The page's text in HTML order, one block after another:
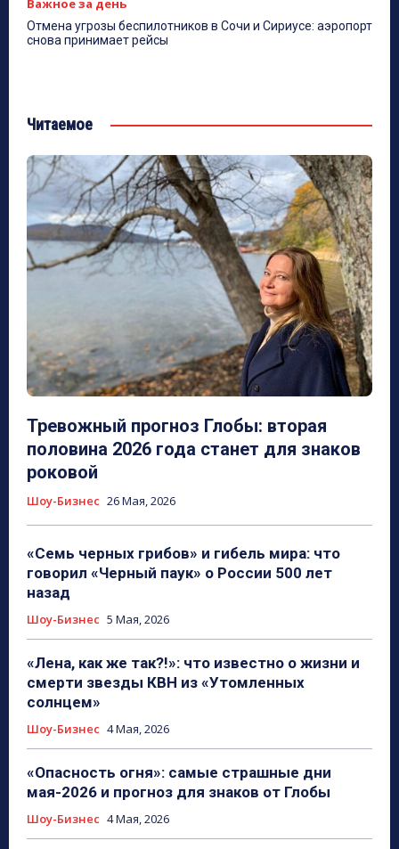
Отмена угрозы беспилотников в Сочи и Сириусе: аэропорт
снова принимает рейсы
Читаемое
Тревожный прогноз Глобы: вторая
половина 2026 года станет для знаков
роковой
Шоу-Бизнес 26 Мая, 2026
«Семь черных грибов» и гибель мира: что
говорил «Черный паук» о России 500 лет
назад
Шоу-Бизнес 5 Мая, 2026
«Лена, как же так?!»: что известно о жизни и
смерти звезды КВН из «Утомленных
солнцем»
Шоу-Бизнес 4 Мая, 2026
«Опасность огня»: самые страшные дни
мая-2026 и прогноз для знаков от Глобы
Шоу-Бизнес 4 Мая, 2026